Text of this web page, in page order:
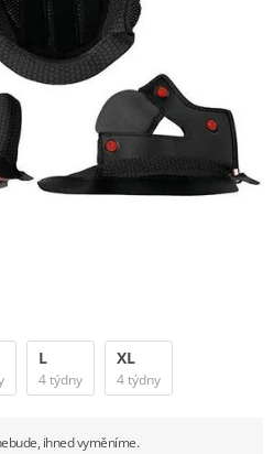
L
4 týdny
XL
4 týdny
ihned vyměníme.